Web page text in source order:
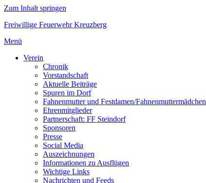
Zum Inhalt springen
Freiwillige Feuerwehr Kreuzberg
Menü
Verein
Chronik
Vorstandschaft
Aktuelle Beiträge
Spuren im Dorf
Fahnenmutter und Festdamen/Fahnenmuttermädchen
Ehrenmitglieder
Partnerschaft: FF Steindorf
Sponsoren
Presse
Social Media
Auszeichnungen
Informationen zu Ausflügen
Wichtige Links
Nachrichten und Feeds